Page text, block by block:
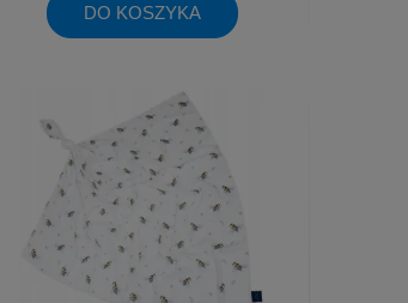
DO KOSZYKA